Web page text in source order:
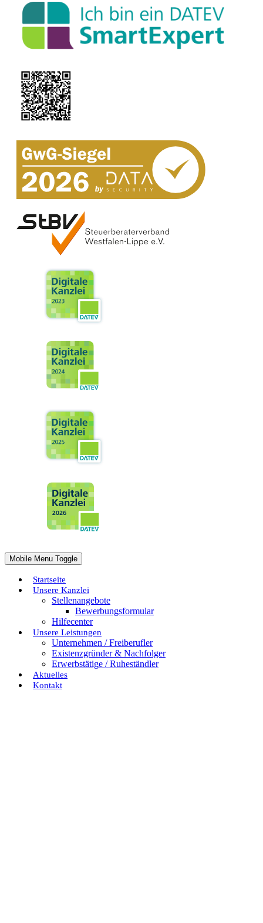
Mobile Menu Toggle
Startseite
Unsere Kanzlei
Stellenangebote
Bewerbungsformular
Hilfecenter
Unsere Leistungen
Unternehmen / Freiberufler
Existenzgründer & Nachfolger
Erwerbstätige / Ruheständler
Aktuelles
Kontakt